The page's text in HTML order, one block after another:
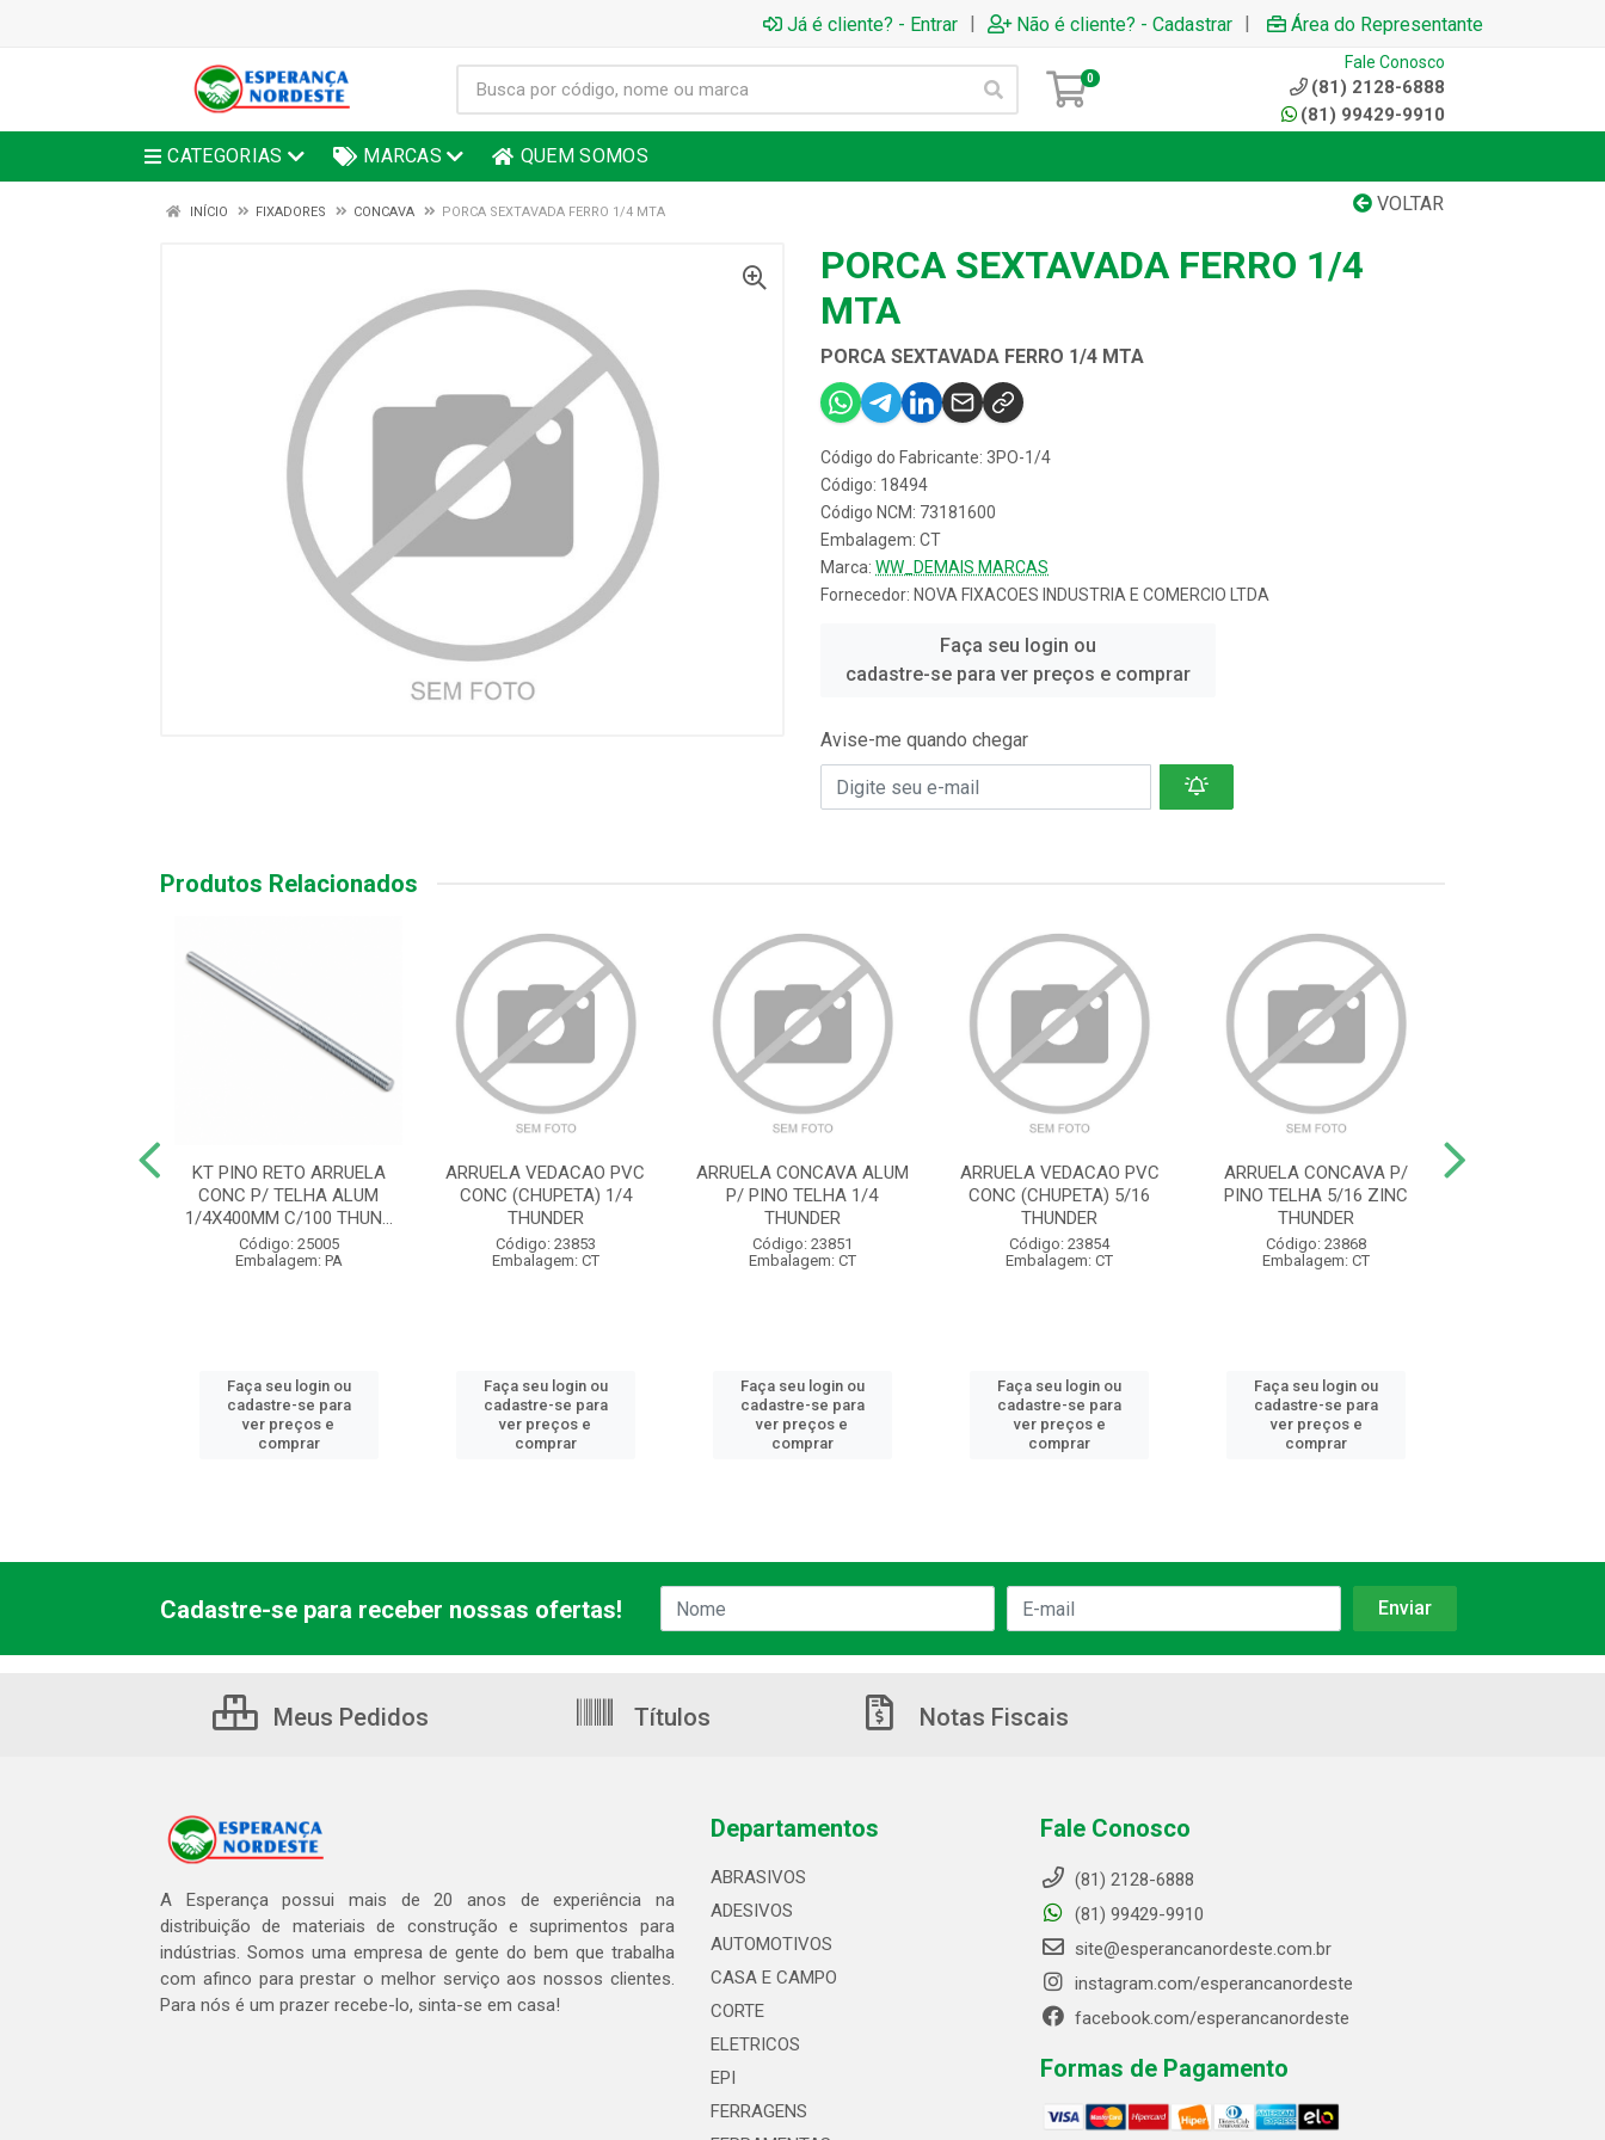
Já é cliente? - Entrar | Não é cliente? - Cadastrar | Área do Representante
0
Fale Conosco
(81) 2128-6888
(81) 99429-9910
CATEGORIAS MARCAS QUEM SOMOS
VOLTAR
INÍCIO FIXADORES CONCAVA PORCA SEXTAVADA FERRO 1/4 MTA
PORCA SEXTAVADA FERRO 1/4
MTA
PORCA SEXTAVADA FERRO 1/4 MTA
Código do Fabricante: 3PO-1/4
Código: 18494
Código NCM: 73181600
Embalagem: CT
Marca: WW_DEMAIS MARCAS
Fornecedor: NOVA FIXACOES INDUSTRIA E COMERCIO LTDA
Faça seu login ou
cadastre-se para ver preços e comprar
Avise-me quando chegar
Produtos Relacionados
KT PINO RETO ARRUELA
CONC P/ TELHA ALUM
1/4X400MM C/100 THUN...
Código: 25005
Embalagem: PA
Faça seu login ou
cadastre-se para
ver preços e
comprar
ARRUELA VEDACAO PVC
CONC (CHUPETA) 1/4
THUNDER
Código: 23853
Embalagem: CT
Faça seu login ou
cadastre-se para
ver preços e
comprar
ARRUELA CONCAVA ALUM
P/ PINO TELHA 1/4
THUNDER
Código: 23851
Embalagem: CT
Faça seu login ou
cadastre-se para
ver preços e
comprar
ARRUELA VEDACAO PVC
CONC (CHUPETA) 5/16
THUNDER
Código: 23854
Embalagem: CT
Faça seu login ou
cadastre-se para
ver preços e
comprar
ARRUELA CONCAVA P/
PINO TELHA 5/16 ZINC
THUNDER
Código: 23868
Embalagem: CT
Faça seu login ou
cadastre-se para
ver preços e
comprar
Cadastre-se para receber nossas ofertas!
Meus Pedidos Títulos Notas Fiscais
A Esperança possui mais de 20 anos de experiência na
distribuição de materiais de construção e suprimentos para
indústrias. Somos uma empresa de gente do bem que trabalha
com afinco para prestar o melhor serviço aos nossos clientes.
Para nós é um prazer recebe-lo, sinta-se em casa!
Departamentos
ABRASIVOS
ADESIVOS
AUTOMOTIVOS
CASA E CAMPO
CORTE
ELETRICOS
EPI
FERRAGENS
Fale Conosco
(81) 2128-6888
(81) 99429-9910
site@esperancanordeste.com.br
instagram.com/esperancanordeste
facebook.com/esperancanordeste
Formas de Pagamento